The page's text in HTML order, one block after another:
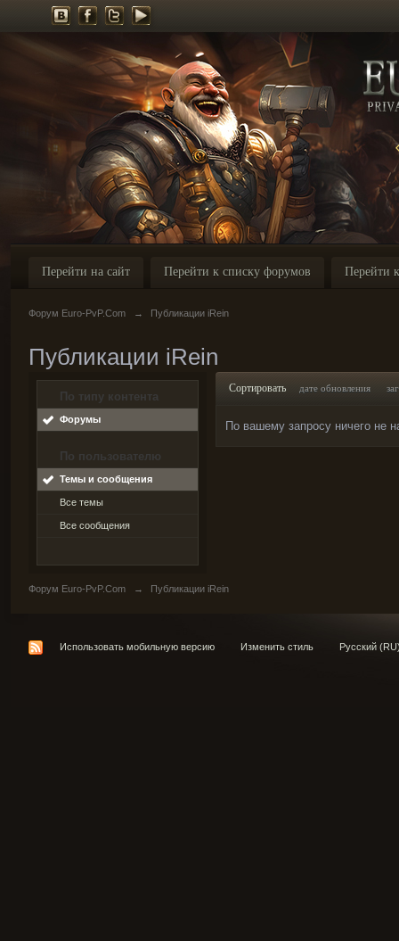
Перейти на сайт Перейти к списку форумов Перейти
Форум Euro-PvP.Com → Публикации iRein
Публикации iRein
По типу контента
Форумы
По пользователю
Темы и сообщения
Все темы
Все сообщения
Сортировать дате обновления
По вашему запросу ничего не
Форум Euro-PvP.Com → Публикации iRein
Использовать мобильную версию Изменить стиль Русский